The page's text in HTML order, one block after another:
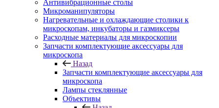
Антивибрационные столы
Микроманипуляторы
Нагревательные и охлаждающие столики к
микроскопам, инкубаторы и газмиксеры
Расходные материалы для микроскопии
Запчасти комплектующие аксессуары для
микроскопа
Назад
Запчасти комплектующие аксессуары для
микроскопа
Лампы стеклянные
Объективы